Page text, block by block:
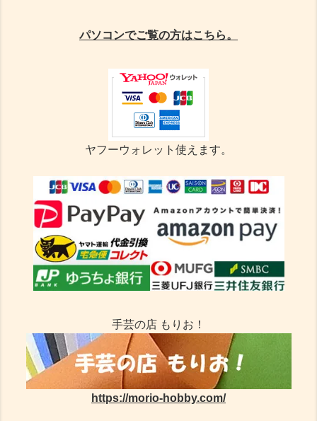
パソコンでご覧の方はこちら。
ヤフーウォレット使えます。
手芸の店 もりお！
https://morio-hobby.com/